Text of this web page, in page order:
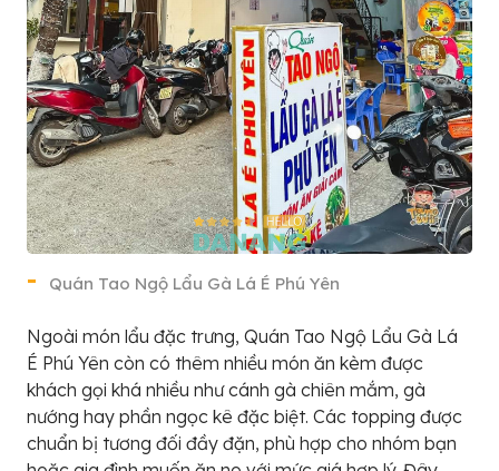
Quán Tao Ngộ Lẩu Gà Lá É Phú Yên
Ngoài món lẩu đặc trưng, Quán Tao Ngộ Lẩu Gà Lá
É Phú Yên còn có thêm nhiều món ăn kèm được
khách gọi khá nhiều như cánh gà chiên mắm, gà
nướng hay phần ngọc kê đặc biệt. Các topping được
chuẩn bị tương đối đầy đặn, phù hợp cho nhóm bạn